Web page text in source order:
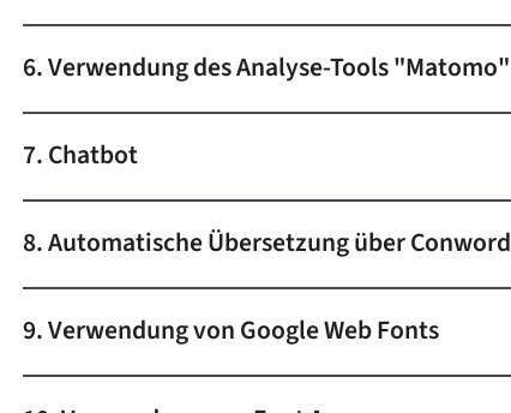
6. Verwendung des Analyse-Tools "Matomo"
7. Chatbot
8. Automatische Übersetzung über Conword
9. Verwendung von Google Web Fonts